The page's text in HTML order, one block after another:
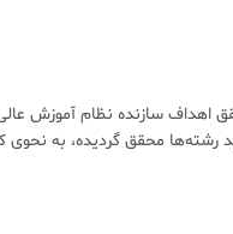
سازنده نظام آموزش عالی
محقق گردیده، به نحوی